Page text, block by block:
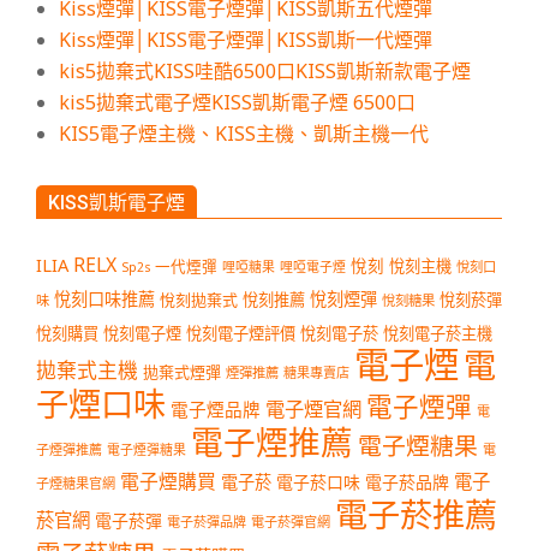
Kiss煙彈│KISS電子煙彈│KISS凱斯五代煙彈
Kiss煙彈│KISS電子煙彈│KISS凱斯一代煙彈
kis5拋棄式KISS哇酷6500口KISS凱斯新款電子煙
kis5拋棄式電子煙KISS凱斯電子煙 6500口
KIS5電子煙主機、KISS主機、凱斯主機一代
KISS凱斯電子煙
ILIA RELX Sp2s 一代煙彈 哩啞糖果 哩啞電子煙 悅刻 悅刻主機 悅刻口
味 悅刻口味推薦 悅刻拋棄式 悅刻推薦 悅刻煙彈 悅刻糖果 悅刻菸彈
悅刻購買 悅刻電子煙 悅刻電子煙評價 悅刻電子菸 悅刻電子菸主機
拋棄式主機 拋棄式煙彈 煙彈推薦 糖果專賣店 電子煙電
子煙口味 電子煙品牌 電子煙官網 電子煙彈 電
子煙彈推薦 電子煙彈糖果 電子煙推薦 電子煙糖果 電
子煙糖果官網 電子煙購買 電子菸 電子菸口味 電子菸品牌 電子
菸官網 電子菸彈 電子菸彈品牌 電子菸彈官網 電子菸推薦